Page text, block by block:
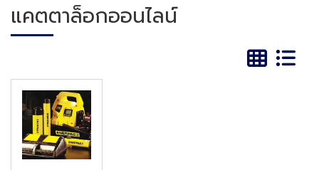
แคตตาล็อกออนไลน์